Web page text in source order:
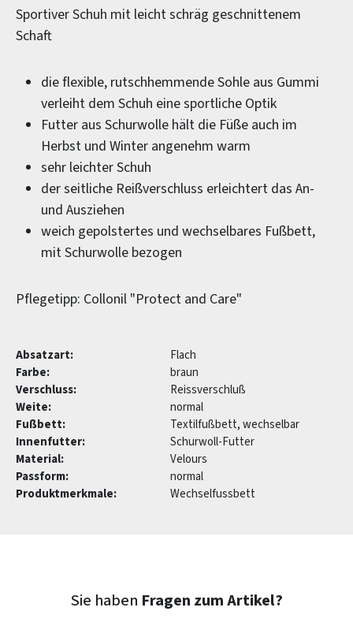
Sportiver Schuh mit leicht schräg geschnittenem
Schaft
die flexible, rutschhemmende Sohle aus Gummi
verleiht dem Schuh eine sportliche Optik
Futter aus Schurwolle hält die Füße auch im
Herbst und Winter angenehm warm
sehr leichter Schuh
der seitliche Reißverschluss erleichtert das An-
und Ausziehen
weich gepolstertes und wechselbares Fußbett,
mit Schurwolle bezogen
Pflegetipp: Collonil "Protect and Care"
Absatzart:
Flach
Farbe:
braun
Verschluss:
Reissverschluß
Weite:
normal
Fußbett:
Textilfußbett, wechselbar
Innenfutter:
Schurwoll-Futter
Material:
Velours
Passform:
normal
Produktmerkmale:
Wechselfussbett
Sie haben Fragen zum Artikel?